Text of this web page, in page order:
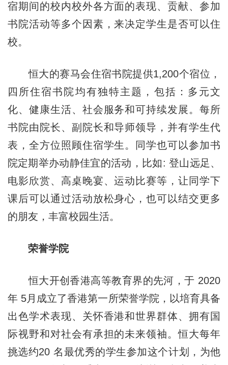
宿期间的校内校外各方面的表现、贡献、参加
书院活动等多个因素，来决定学生是否可以住
校。
恒大的赛马会住宿书院提供1,200个宿位，
四所住宿书院均有独特主题，包括：多元文
化、健康生活、社会服务和可持续发展。每所
书院由院长、副院长和导师领导，并有学生代
表，全方位照顾住宿学生。同学也可以参加书
院定期举办动静佳宜的活动，比如: 登山远足、
电影欣赏、高桌晚宴、运动比赛等，让同学下
课后可以通过活动放松身心，也可以结交更多
的朋友，丰富校园生活。
荣誉学院
恒大开创香港高等教育界的先河，于 2020
年 5月成立了香港第一所荣誉学院，以培育具备
出色学术表现、关怀香港和世界群体、拥有国
际视野和对社会有承担的未来领袖。恒大每年
挑选约20 名最优秀的学生参加这个计划，为他